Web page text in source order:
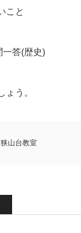
こと
答(歴史)
う。
狭山台教室